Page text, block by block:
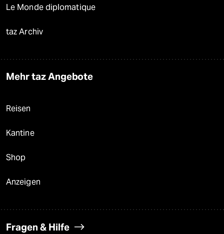
Le Monde diplomatique
taz Archiv
Mehr taz Angebote
Reisen
Kantine
Shop
Anzeigen
Fragen & Hilfe